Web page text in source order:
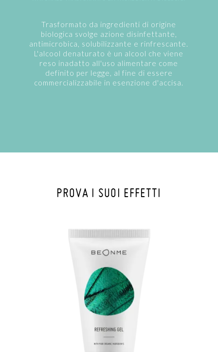
Trasformato da ingredienti di origine
biologica svolge azione disinfettante,
antimicrobica, solubilizzante e rinfrescante.
L'alcool denaturato è un alcool che viene
reso inadatto all'uso alimentare come
definito per legge, al fine di essere
commercializzabile in esenzione d'accisa.
PROVA I SUOI EFFETTI